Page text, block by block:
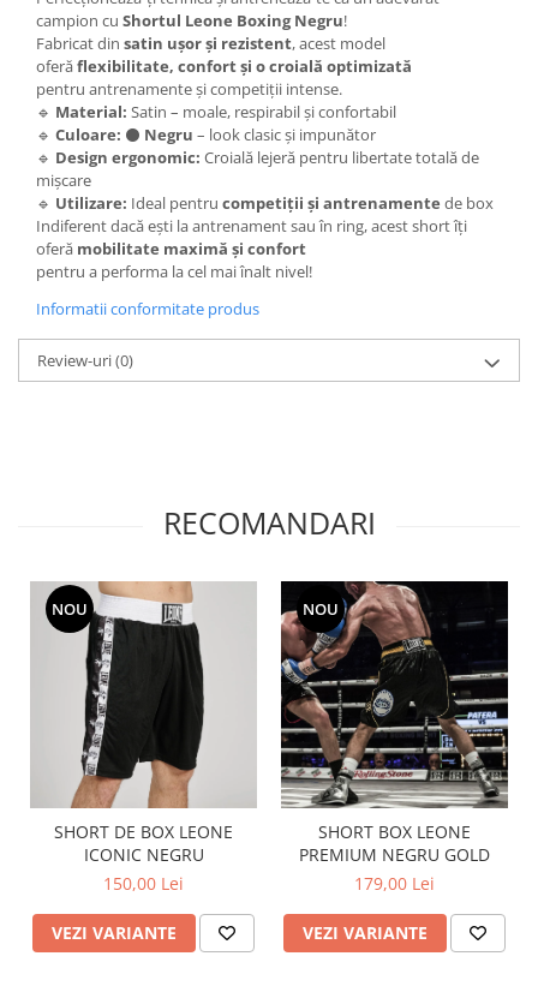
campion cu Shortul Leone Boxing Negru!
Fabricat din satin ușor și rezistent, acest model
oferăflexibilitate, confort și o croială optimizată
pentru antrenamente și competiții intense.
🔹 Material: Satin – moale, respirabil și confortabil
🔹 Culoare: ⚫ Negru – look clasic și impunător
🔹 Design ergonomic: Croială lejeră pentru libertate totală de
mișcare
🔹 Utilizare: Ideal pentru competiții și antrenamente de box
Indiferent dacă ești la antrenament sau în ring, acest short îți
oferă mobilitate maximă și confort
pentru a performa la cel mai înalt nivel!
Informatii conformitate produs
Review-uri(0)
RECOMANDARI
NOU
SHORT DE BOX LEONE
ICONIC NEGRU
150,00 Lei
VEZI VARIANTE
NOU
SHORT BOX LEONE
PREMIUM NEGRU GOLD
179,00 Lei
VEZI VARIANTE